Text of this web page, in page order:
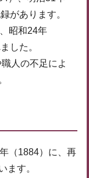
があります。
昭和24年
した。
人の不足によ
（1884）に、再
ます。